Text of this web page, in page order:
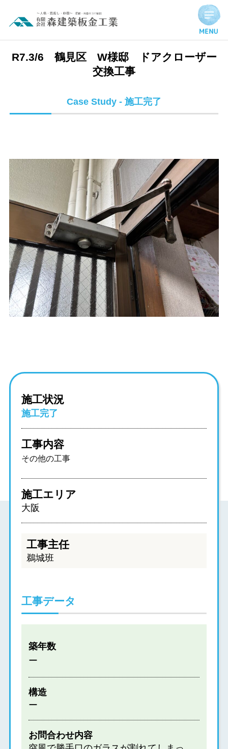
R7.3/6 鶴見区 W様邸 ドアクローザー交換工事 | 施工完了
R7.3/6 鶴見区 W様邸 ドアクローザー
交換工事
Case Study - 施工完了
施工状況
施工完了
工事内容
その他の工事
施工エリア
大阪
工事主任
鵜城班
工事データ
築年数
ー
構造
ー
お問合わせ内容